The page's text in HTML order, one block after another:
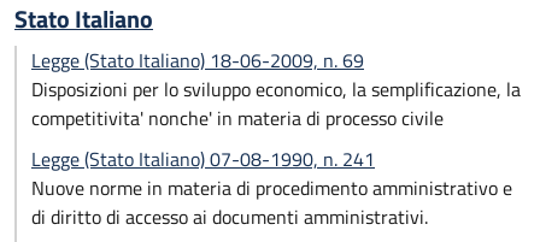
Stato Italiano
Legge (Stato Italiano) 18-06-2009, n. 69
Disposizioni per lo sviluppo economico, la semplificazione, la
competitivita' nonche' in materia di processo civile
Legge (Stato Italiano) 07-08-1990, n. 241
Nuove norme in materia di procedimento amministrativo e
di diritto di accesso ai documenti amministrativi.